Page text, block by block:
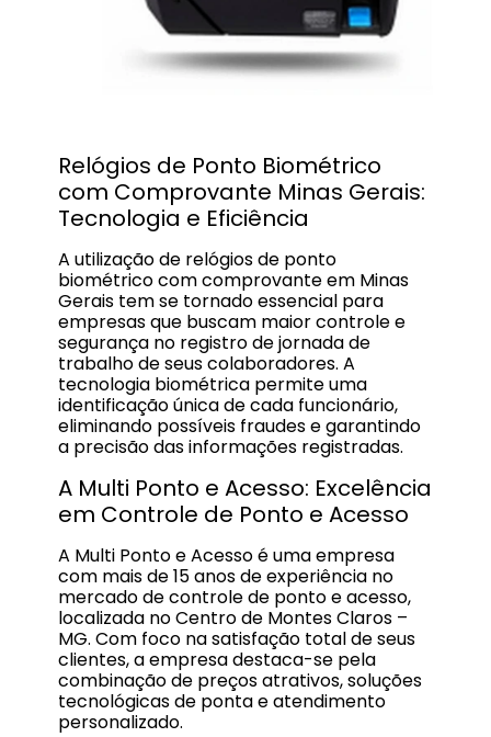
Relógios de Ponto Biométrico
com Comprovante Minas Gerais:
Tecnologia e Eficiência
A utilização de relógios de ponto
biométrico com comprovante em Minas
Gerais tem se tornado essencial para
empresas que buscam maior controle e
segurança no registro de jornada de
trabalho de seus colaboradores. A
tecnologia biométrica permite uma
identificação única de cada funcionário,
eliminando possíveis fraudes e garantindo
a precisão das informações registradas.
A Multi Ponto e Acesso: Excelência
em Controle de Ponto e Acesso
A Multi Ponto e Acesso é uma empresa
com mais de 15 anos de experiência no
mercado de controle de ponto e acesso,
localizada no Centro de Montes Claros –
MG. Com foco na satisfação total de seus
clientes, a empresa destaca-se pela
combinação de preços atrativos, soluções
tecnológicas de ponta e atendimento
personalizado.